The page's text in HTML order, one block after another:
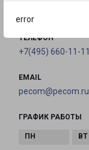
error
ТЕЛЕФОН
+7(495) 660-11-11
EMAIL
pecom@pecom.ru
ГРАФИК РАБОТЫ